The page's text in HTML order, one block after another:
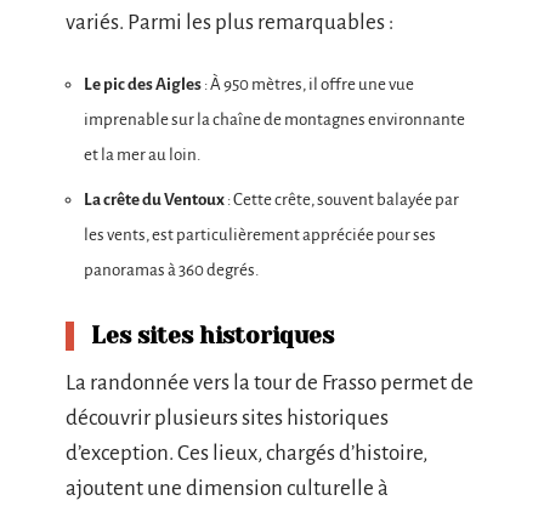
variés. Parmi les plus remarquables :
Le pic des Aigles : À 950 mètres, il offre une vue
imprenable sur la chaîne de montagnes environnante
et la mer au loin.
La crête du Ventoux : Cette crête, souvent balayée par
les vents, est particulièrement appréciée pour ses
panoramas à 360 degrés.
Les sites historiques
La randonnée vers la tour de Frasso permet de
découvrir plusieurs sites historiques
d’exception. Ces lieux, chargés d’histoire,
ajoutent une dimension culturelle à